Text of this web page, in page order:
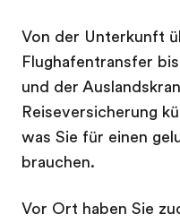
Von der Unterkunft
Flughafentransfer
und der
Reiseversicherung
was Sie für einen
brauchen.
Vor Ort haben Sie